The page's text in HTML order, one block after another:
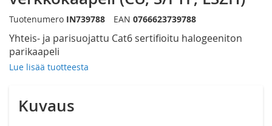
Yhteis- ja parisuojattu Cat6 sertifioitu halogeeniton
parikaapeli
Lue lisää tuotteesta
Tuotenumero IN739788 EAN 0766623739788
Kuvaus